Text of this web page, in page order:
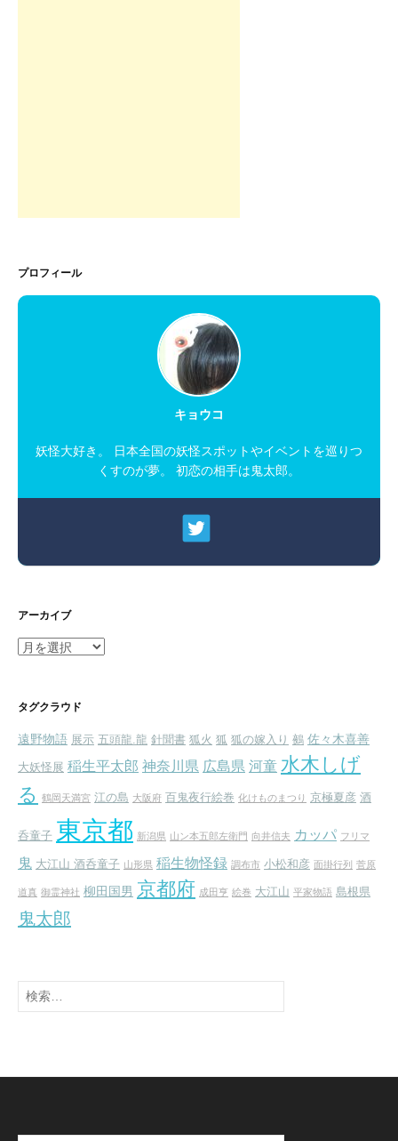
プロフィール
キョウコ
妖怪大好き。 日本全国の妖怪スポットやイベントを巡りつ
くすのが夢。 初恋の相手は鬼太郎。
アーカイブ
ア
イ
タグクラウド
遠野物語 展示 五頭龍.龍 針聞書 狐火 狐 狐の嫁入り 鵺 佐々木喜善
大妖怪展 稲生平太郎 神奈川県 広島県 河童 水木しげ
る
鶴岡天満宮 江の島 大阪府 百鬼夜行絵巻 化けものまつり 京極夏彦 酒
呑童子 東京都 新潟県 山ン本五郎左衛門 向井信夫 カッパ フリマ
鬼 大江山 酒呑童子 山形県 稲生物怪録 調布市 小松和彦 面掛行列 菅原
道真 御霊神社 柳田国男 京都府 成田亨 絵巻 大江山 平家物語 島根県
鬼太郎
検
索: